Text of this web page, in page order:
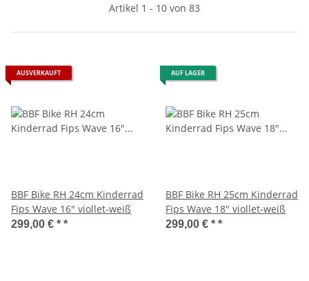
Artikel 1 - 10 von 83
AUSVERKAUFT
BBF Bike RH 24cm Kinderrad
Fips Wave 16" viollet-weiß
299,00 € * *
AUF LAGER
BBF Bike RH 25cm Kinderrad
Fips Wave 18" viollet-weiß
299,00 € * *